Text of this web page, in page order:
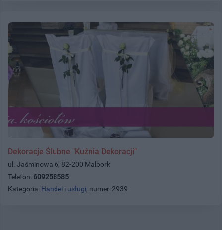
Dekoracje Ślubne "Kuźnia Dekoracji"
ul. Jaśminowa 6, 82-200 Malbork
Telefon: 609258585
Kategoria: Handel i usługi, numer: 2939